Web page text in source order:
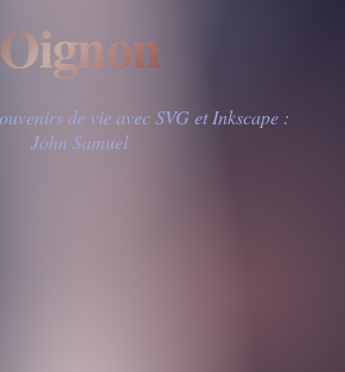
Oignon
de vie avec SVG et Inkscape :
John Samuel